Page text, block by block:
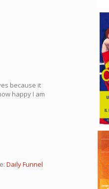
because it
happy I am
Daily Funnel